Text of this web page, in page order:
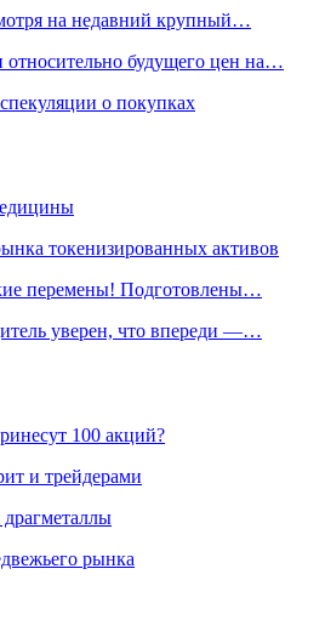
на недавний крупный…
будущего цен на…
о покупках
токенизированных активов
перемены! Подготовлены…
уверен, что впереди —…
100 акций?
и трейдерами
драгметаллы
рынка